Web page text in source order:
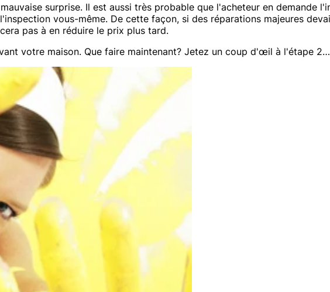
surprise. Il est aussi très probable que l'acheteur en demande
vous-même. De cette façon, si des réparations majeures
pas à en réduire le prix plus tard.
votre maison. Que faire maintenant? Jetez un coup d'œil à l'étape 2…